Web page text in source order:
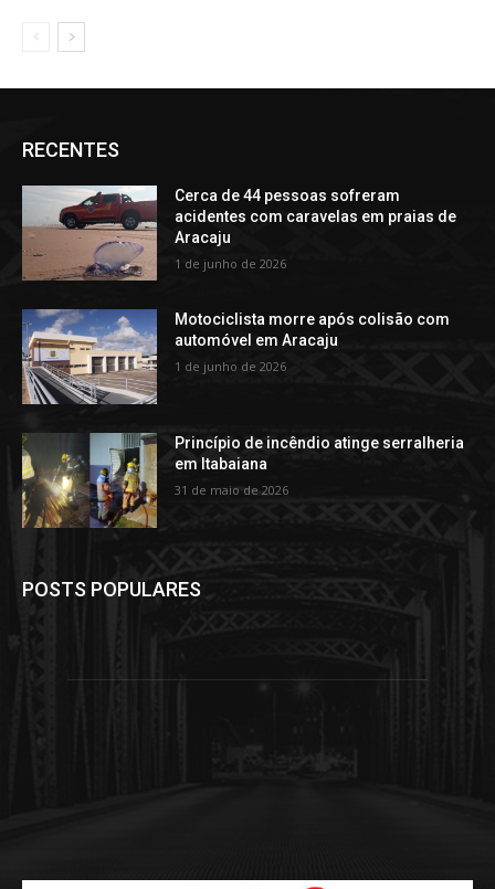
RECENTES
Cerca de 44 pessoas sofreram
acidentes com caravelas em praias de
Aracaju
1 de junho de 2026
Motociclista morre após colisão com
automóvel em Aracaju
1 de junho de 2026
Princípio de incêndio atinge serralheria
em Itabaiana
31 de maio de 2026
POSTS POPULARES